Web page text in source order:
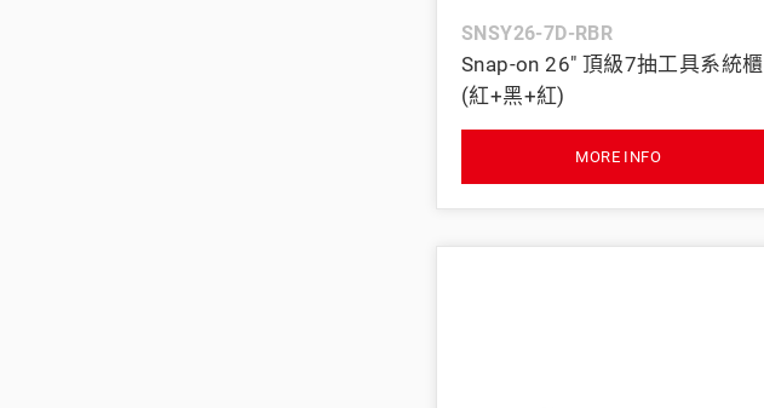
SNSY26-7D-RBR
Snap-on 26" 頂級7抽工具系統櫃
(紅+黑+紅)
MORE INFO